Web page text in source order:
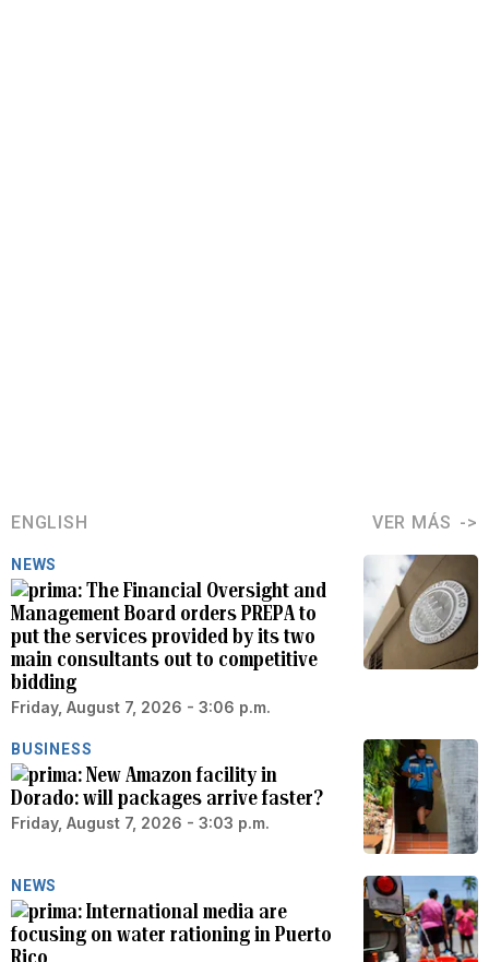
ENGLISH VER MÁS
NEWS
The Financial Oversight and
Management Board orders PREPA to
put the services provided by its two
main consultants out to competitive
bidding
Friday, August 7, 2026 - 3:06 p.m.
BUSINESS
New Amazon facility in
Dorado: will packages arrive faster?
Friday, August 7, 2026 - 3:03 p.m.
NEWS
International media are
focusing on water rationing in Puerto
Rico